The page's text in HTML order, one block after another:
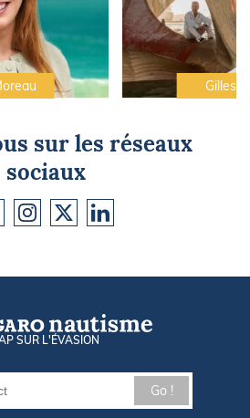
Gilles
sur les réseaux
sociaux
SUR L'ÉVASION
Go !